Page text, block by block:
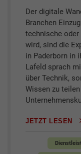
Der digitale
Branchen
technische
wird, sind die
in Paderborn in
Lafeld sprach
über Technik,
Wissen zu
JETZT LESEN